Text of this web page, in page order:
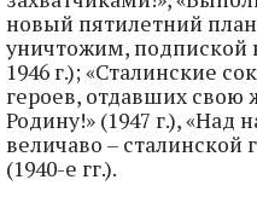
новый пятилетний
уничтожим, подпиской
1946 г.); «Сталинские
героев, отдавших свою
Родину!» (1947 г.), «Над
величаво – сталинской
(1940-е гг.).